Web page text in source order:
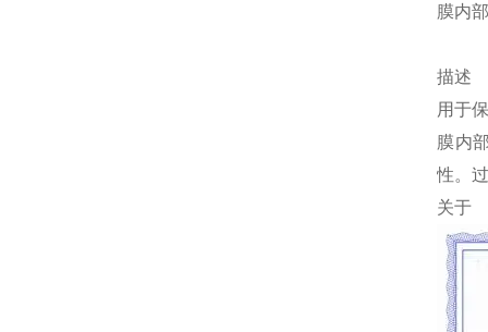
膜内
描述
用于
膜内
性。
关于